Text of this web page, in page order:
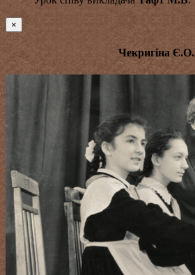
×
Чекригіна Є.О.